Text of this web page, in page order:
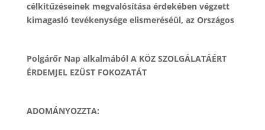
célkitűzéseinek megvalósítása érdekében végzett
kimagasló tevékenysége elismeréséül, az Országos
Polgárőr Nap alkalmából A KÖZ SZOLGÁLATÁÉRT
ÉRDEMJEL EZÜST FOKOZATÁT
ADOMÁNYOZZTA: